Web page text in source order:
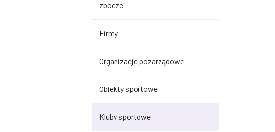
zbocze"
Firmy
Organizacje pozarządowe
Obiekty sportowe
Kluby sportowe